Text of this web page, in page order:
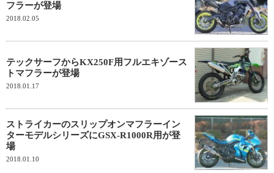
フラーが登場
2018.02.05
テックサーフからKX250F用フルエキゾース
トマフラーが登場
2018.01.17
ストライカーのスリップオンマフラーイン
ターモデルシリーズにGSX-R1000R用が登
場
2018.01.10